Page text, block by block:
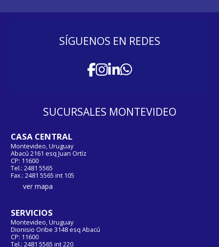
SÍGUENOS EN REDES
SUCURSALES MONTEVIDEO
CASA CENTRAL
Montevideo, Uruguay
Abacú 2161 esq Juan Ortíz
CP: 11600
Tel.: 2481 5565
Fax.: 2481 5565 int 105
ver mapa
SERVICIOS
Montevideo, Uruguay
Dionisio Oribe 3148 esq Abacú
CP: 11600
Tel.: 2481 5565 int 220